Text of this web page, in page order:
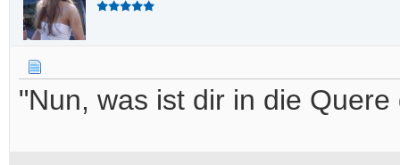
"Nun, was ist dir in die